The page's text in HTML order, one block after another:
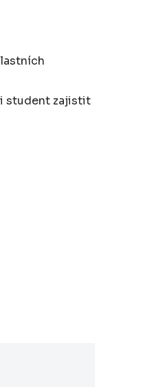
student zajistit